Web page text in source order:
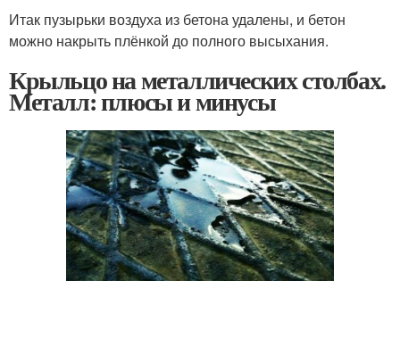
Итак пузырьки воздуха из бетона удалены, и бетон
можно накрыть плёнкой до полного высыхания.
Крыльцо на металлических столбах.
Металл: плюсы и минусы